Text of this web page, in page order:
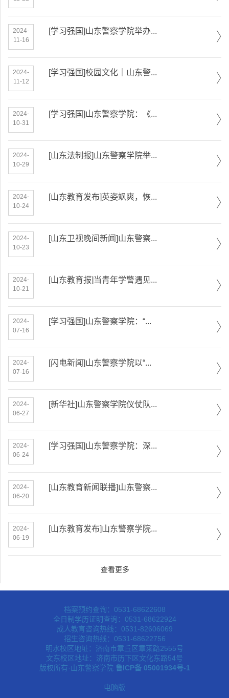
2024-
11-16
[学习强国]山东警察学院举办...
2024-
11-12
[学习强国]校园文化｜山东警...
2024-
10-31
[学习强国]山东警察学院：《...
2024-
10-29
[山东法制报]山东警察学院举...
2024-
10-24
[山东教育发布]英姿飒爽，恢...
2024-
10-23
[山东卫视晚间新闻]山东警察...
2024-
10-21
[山东教育报]当青年学警遇见...
2024-
07-16
[学习强国]山东警察学院：“...
2024-
07-16
[闪电新闻]山东警察学院以“...
2024-
06-27
[新华社]山东警察学院仪仗队...
2024-
06-24
[学习强国]山东警察学院：深...
2024-
06-20
[山东教育新闻联播]山东警察...
2024-
06-19
[山东教育发布]山东警察学院...
查看更多
档案预约查询：0531-68622608
全日制学历证明查询：0531-68622924
成人教育咨询热线：0531-82606069
招生咨询热线：0531-68622756
明水校区地址：济南市章丘区章莱路2555号
文东校区地址：济南市历下区文化东路54号
版权所有·山东警察学院 鲁ICP备 05001934号-1
电脑版